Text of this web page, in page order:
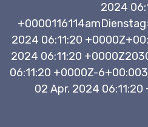
2024
2024 06:11:20
2024 06:11:20
06:11:20 +0000Z-
02 Apr. 2024